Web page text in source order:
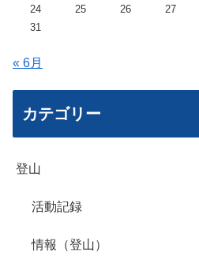
24
25 26 27
31
« 6月
カテゴリー
登山
活動記録
情報（登山）